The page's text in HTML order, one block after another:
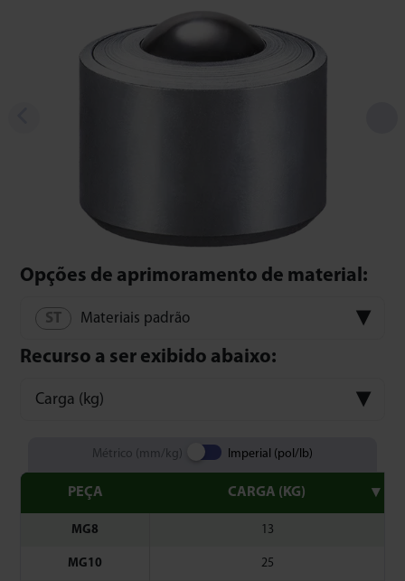
Opções de aprimoramento de material:
Materiais padrão
Recurso a ser exibido abaixo:
Carga (kg)
Métrico (mm/kg) Imperial (pol/lb)
PEÇA CARGA (KG)
MG8 13
MG10 25